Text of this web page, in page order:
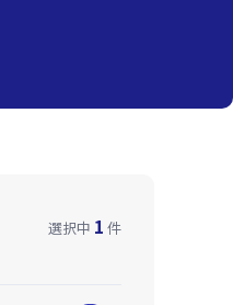
選択中 1 件